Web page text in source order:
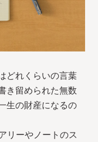
どれくらいの言葉
き留められた無数
生の財産になるの
リーやノートのス